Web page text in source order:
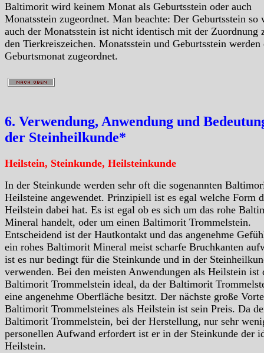
Baltimorit wird keinem Monat als Geburtsstein oder auch
Monatsstein zugeordnet. Man beachte: Der Geburtsstein so
auch der Monatsstein ist nicht identisch mit der Zuordnung
den Tierkreiszeichen. Monatsstein und Geburtsstein werden
Geburtsmonat zugeordnet.
6. Verwendung, Anwendung und
der Steinheilkunde*
Heilstein, Steinkunde, Heilsteinkunde
In der Steinkunde werden sehr oft die sogenannten
Heilsteine angewendet. Prinzipiell ist es egal welche Form
Heilstein dabei hat. Es ist egal ob es sich um das rohe
Mineral handelt, oder um einen Baltimorit Trommelstein.
Entscheidend ist der Hautkontakt und das angenehme
ein rohes Baltimorit Mineral meist scharfe Bruchkanten
ist es nur bedingt für die Steinkunde und in der
verwenden. Bei den meisten Anwendungen als Heilstein ist
Baltimorit Trommelstein ideal, da der Baltimorit
eine angenehme Oberfläche besitzt. Der nächste große
Baltimorit Trommelsteines als Heilstein ist sein Preis. Da
Baltimorit Trommelstein, bei der Herstellung, nur sehr
personellen Aufwand erfordert ist er in der Steinkunde der
Heilstein.